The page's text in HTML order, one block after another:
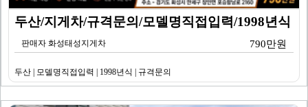
두산/지게차/규격문의/모델명직접입력/1998년식
판매자 화성태성지게차 790만원
두산 | 모델명직접입력 | 1998년식 | 규격문의